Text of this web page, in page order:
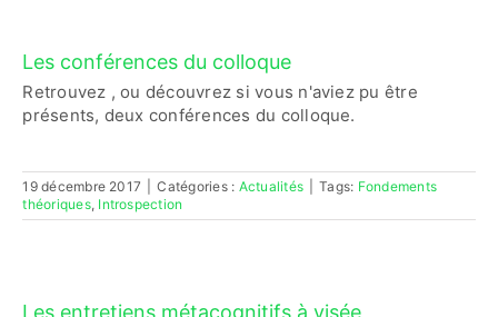
Les conférences du colloque
Retrouvez , ou découvrez si vous n'aviez pu être
présents, deux conférences du colloque.
19 décembre 2017 Catégories : Actualités Tags: Fondements
théoriques, Introspection
Les entretiens métacognitifs à visée